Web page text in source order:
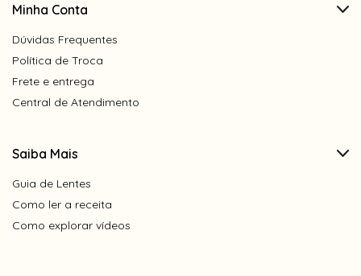
Minha Conta
Dúvidas Frequentes
Política de Troca
Frete e entrega
Central de Atendimento
Saiba Mais
Guia de Lentes
Como ler a receita
Como explorar vídeos